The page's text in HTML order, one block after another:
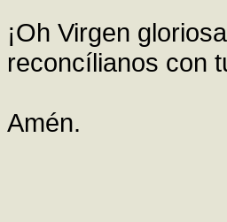
¡Oh Virgen
reconcílianos con
Amén.